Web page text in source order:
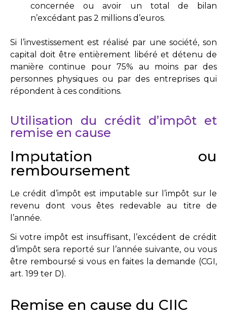
concernée ou avoir un total de bilan
n’excédant pas 2 millions d’euros.
Si l’investissement est réalisé par une société, son
capital doit être entièrement libéré et détenu de
manière continue pour 75% au moins par des
personnes physiques ou par des entreprises qui
répondent à ces conditions.
Utilisation du crédit d’impôt et
remise en cause
Imputation ou
remboursement
Le crédit d’impôt est imputable sur l’impôt sur le
revenu dont vous êtes redevable au titre de
l’année.
Si votre impôt est insuffisant, l’excédent de crédit
d’impôt sera reporté sur l’année suivante, ou vous
être remboursé si vous en faites la demande (CGI,
art. 199 ter D).
Remise en cause du CIIC